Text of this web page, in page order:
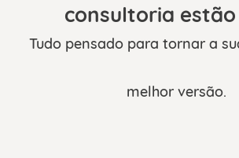
consultoria
Tudo pensado para tornar a
melhor versão.